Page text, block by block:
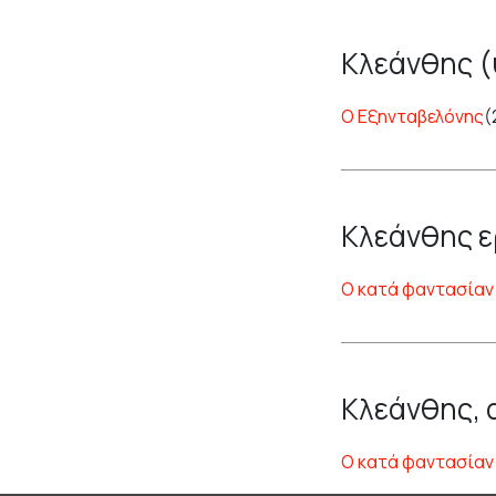
Κλεάνθης
Ο Εξηνταβελόνης
Κλεάνθης
Ο κατά
Κλεάνθης,
Ο κατά